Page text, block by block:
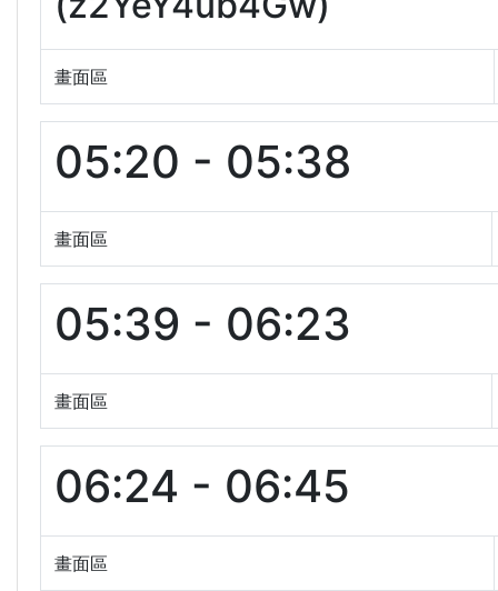
畫面區
05:20 - 05:38
畫面區
05:39 - 06:23
畫面區
06:24 - 06:45
畫面區